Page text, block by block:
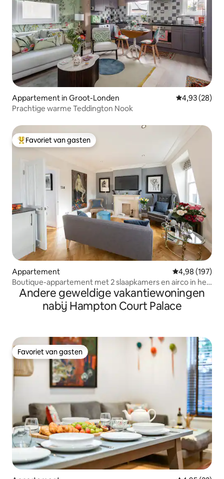
Appartement in Groot-Londen Gemiddelde
4,93 (28)
Prachtige warme Teddington Nook
Topfavoriet van gasten
Favoriet van gasten
Appartement Gemiddelde
4,98 (197)
Boutique-appartement met 2 slaapkamers en airco in het
centrum van Londen
Andere geweldige vakantiewoningen
nabij Hampton Court Palace
Favoriet van gasten
Favoriet van gasten